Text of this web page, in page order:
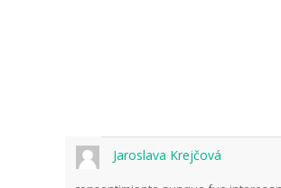
Jaroslava Krejčová